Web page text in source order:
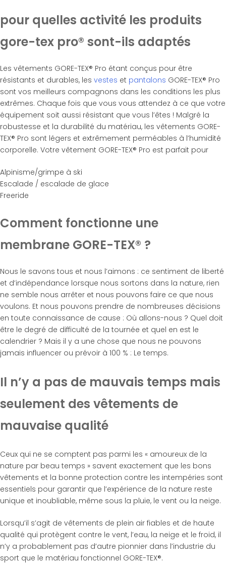
pour quelles activité les produits
gore-tex pro® sont-ils adaptés
Les vêtements GORE-TEX® Pro étant conçus pour être
résistants et durables, les vestes et pantalons GORE-TEX® Pro
sont vos meilleurs compagnons dans les conditions les plus
extrêmes. Chaque fois que vous vous attendez à ce que votre
équipement soit aussi résistant que vous l’êtes ! Malgré la
robustesse et la durabilité du matériau, les vêtements GORE-
TEX® Pro sont légers et extrêmement perméables à l’humidité
corporelle. Votre vêtement GORE-TEX® Pro est parfait pour
Alpinisme/grimpe à ski
Escalade / escalade de glace
Freeride
Comment fonctionne une
membrane GORE-TEX® ?
Nous le savons tous et nous l’aimons : ce sentiment de liberté
et d’indépendance lorsque nous sortons dans la nature, rien
ne semble nous arrêter et nous pouvons faire ce que nous
voulons. Et nous pouvons prendre de nombreuses décisions
en toute connaissance de cause : Où allons-nous ? Quel doit
être le degré de difficulté de la tournée et quel en est le
calendrier ? Mais il y a une chose que nous ne pouvons
jamais influencer ou prévoir à 100 % : Le temps.
Il n’y a pas de mauvais temps mais
seulement des vêtements de
mauvaise qualité
Ceux qui ne se comptent pas parmi les « amoureux de la
nature par beau temps » savent exactement que les bons
vêtements et la bonne protection contre les intempéries sont
essentiels pour garantir que l’expérience de la nature reste
unique et inoubliable, même sous la pluie, le vent ou la neige.
Lorsqu’il s’agit de vêtements de plein air fiables et de haute
qualité qui protègent contre le vent, l’eau, la neige et le froid, il
n’y a probablement pas d’autre pionnier dans l’industrie du
sport que le matériau fonctionnel GORE-TEX®.